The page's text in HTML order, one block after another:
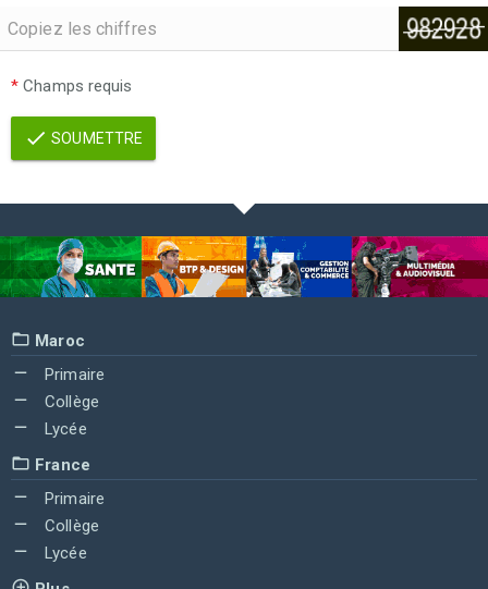
* Champs requis
SOUMETTRE
Maroc
Primaire
Collège
Lycée
France
Primaire
Collège
Lycée